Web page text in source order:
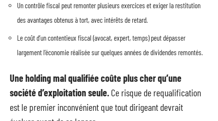
Un contrôle fiscal peut remonter plusieurs exercices et exiger la restitution
des avantages obtenus à tort, avec intérêts de retard.
Le coût d’un contentieux fiscal (avocat, expert, temps) peut dépasser
largement l’économie réalisée sur quelques années de dividendes remontés.
Une holding mal qualifiée coûte plus cher qu’une
société d’exploitation seule. Ce risque de requalification
est le premier inconvénient que tout dirigeant devrait